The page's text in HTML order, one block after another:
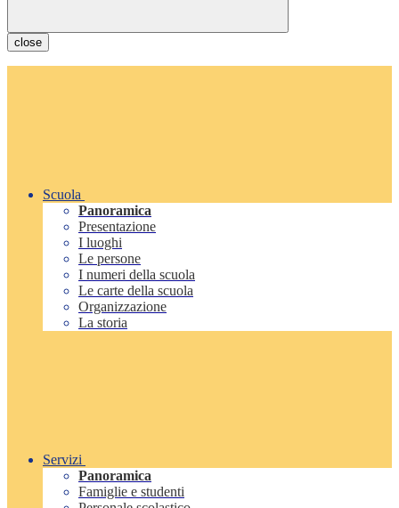
close
Scuola
Panoramica
Presentazione
I luoghi
Le persone
I numeri della scuola
Le carte della scuola
Organizzazione
La storia
Servizi
Panoramica
Famiglie e studenti